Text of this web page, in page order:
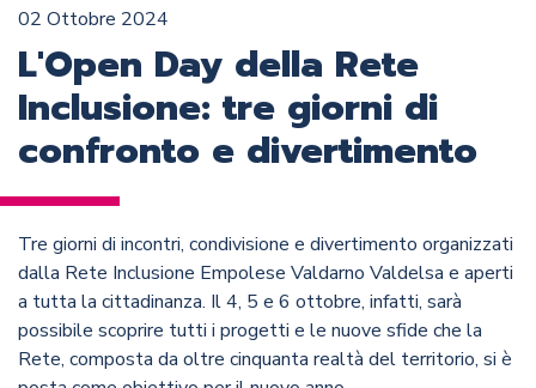
02 Ottobre 2024
L'Open Day della Rete
Inclusione: tre giorni di
confronto e divertimento
Tre giorni di incontri, condivisione e divertimento organizzati
dalla Rete Inclusione Empolese Valdarno Valdelsa e aperti
a tutta la cittadinanza. Il 4, 5 e 6 ottobre, infatti, sarà
possibile scoprire tutti i progetti e le nuove sfide che la
Rete, composta da oltre cinquanta realtà del territorio, si è